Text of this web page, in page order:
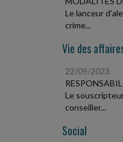
Le lanceur
crime...
Vie des
22/09/2023
Le
conseiller...
Social